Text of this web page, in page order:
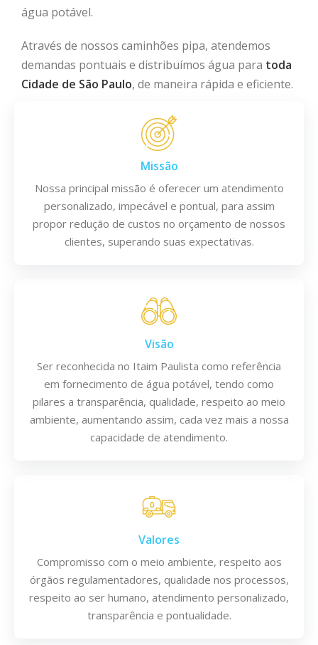
água potável.
Através de nossos caminhões pipa, atendemos
demandas pontuais e distribuímos água para toda
Cidade de São Paulo, de maneira rápida e eficiente.
Missão
Nossa principal missão é oferecer um atendimento
personalizado, impecável e pontual, para assim
propor redução de custos no orçamento de nossos
clientes, superando suas expectativas.
Visão
Ser reconhecida no Itaim Paulista como referência
em fornecimento de água potável, tendo como
pilares a transparência, qualidade, respeito ao meio
ambiente, aumentando assim, cada vez mais a nossa
capacidade de atendimento.
Valores
Compromisso com o meio ambiente, respeito aos
órgãos regulamentadores, qualidade nos processos,
respeito ao ser humano, atendimento personalizado,
transparência e pontualidade.